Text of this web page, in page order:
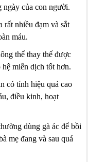
ngày của con người.
rất nhiều đạm và sắt
máu.
thể thay thế được
miễn dịch tốt hơn.
có tính hiệu quả cao
điều kinh, hoạt
dùng gà ác để bồi
mẹ đang và sau quá